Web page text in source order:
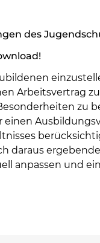
des
Arbeitsvertrag
zu
einen
daraus
anpassen und